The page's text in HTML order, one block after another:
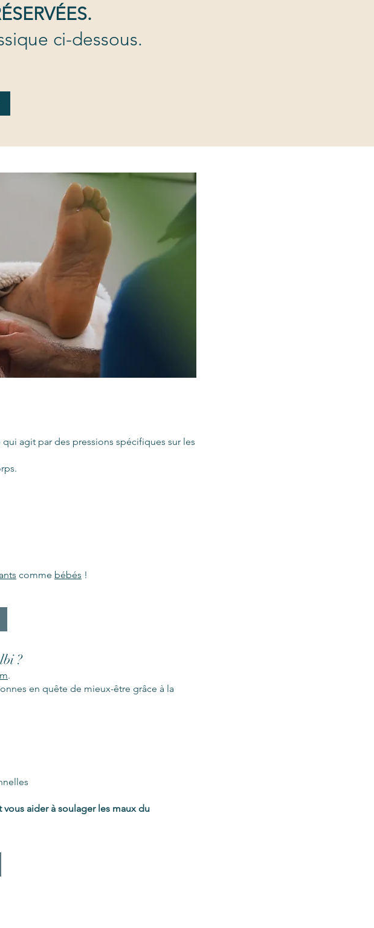
ci-dessous.
agit par des pressions spécifiques sur les
comme bébés !
?
.
en quête de mieux-être grâce à la
aider à soulager les maux du